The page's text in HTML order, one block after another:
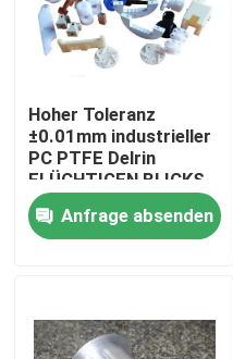
Haus
VR Show
Hoher Toleranz
±0.01mm industrieller
PC PTFE Delrin
FLÜCHTIGEN BLICKS
Anfrage absenden